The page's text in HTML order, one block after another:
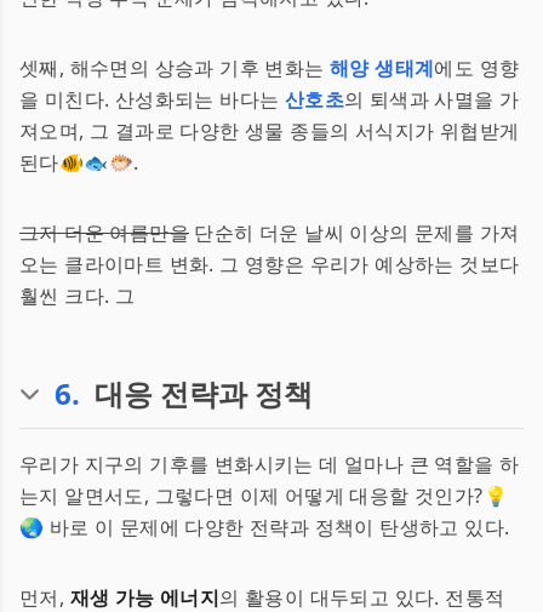
셋째, 해수면의 상승과 기후 변화는 해양 생태계에도 영향
을 미친다. 산성화되는 바다는 산호초의 퇴색과 사멸을 가
져오며, 그 결과로 다양한 생물 종들의 서식지가 위협받게
된다🐠🐟🐡.
그저 더운 여름만을 단순히 더운 날씨 이상의 문제를 가져
오는 클라이마트 변화. 그 영향은 우리가 예상하는 것보다
훨씬 크다. 그
6. 대응 전략과 정책
우리가 지구의 기후를 변화시키는 데 얼마나 큰 역할을 하
는지 알면서도, 그렇다면 이제 어떻게 대응할 것인가?💡
🌏 바로 이 문제에 다양한 전략과 정책이 탄생하고 있다.
먼저, 재생 가능 에너지의 활용이 대두되고 있다. 전통적